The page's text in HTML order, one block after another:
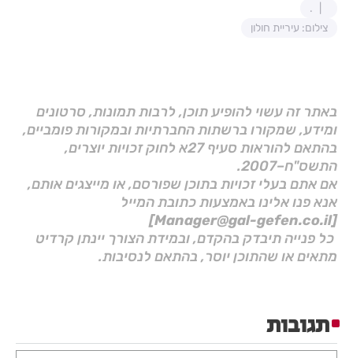
.
צילום: עיריית חולון
באתר זה עשוי להופיע תוכן, לרבות תמונות, סרטונים
ומידע, שמקורו ברשתות החברתיות ובמקורות פומביים,
בהתאם להוראות סעיף 27א לחוק זכויות יוצרים,
התשס"ח–2007.
אם אתם בעלי זכויות בתוכן שפורסם, או מייצגים אותם,
אנא פנו אלינו באמצעות כתובת המייל
[Manager@gal-gefen.co.il]
כל פנייה תיבדק בהקדם, ובמידת הצורך יינתן קרדיט
מתאים או שהתוכן יוסר, בהתאם לנסיבות.
תגובות